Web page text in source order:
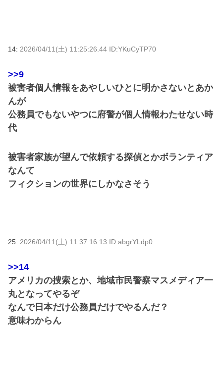
14: 2026/04/11(土) 11:25:26.44 ID:YKuCyTP70
>>9
被害者個人情報をあやしいひとに明かさないとあか
んが
公務員でもないやつに府警が個人情報わたせない時
代
被害者家族が望んで依頼する探偵とかボランティア
なんて
フィクションの世界にしかなさそう
25: 2026/04/11(土) 11:37:16.13 ID:abgrYLdp0
>>14
アメリカの捜索とか、地域市民警察マスメディア一
丸となってやるぞ
なんで日本だけ公務員だけでやるんだ？
意味わからん